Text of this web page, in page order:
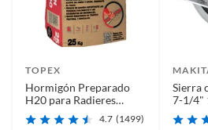
Alimentación
Uso de la herramienta
Voltaje 220 V
TOPEX
Hormigón Preparado
H20 para Radieres
Sobrelosas Pilares 25 Kg
4.7 (1499)
Sierra
7-1/4"